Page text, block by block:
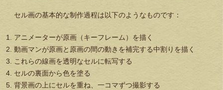
セル画の基本的な制作過程は以下のようなものです：
アニメーターが原画（キーフレーム）を描く
動画マンが原画と原画の間の動きを補完する中割りを描く
これらの線画を透明なセルに転写する
セルの裏面から色を塗る
背景画の上にセルを重ね、一コマずつ撮影する